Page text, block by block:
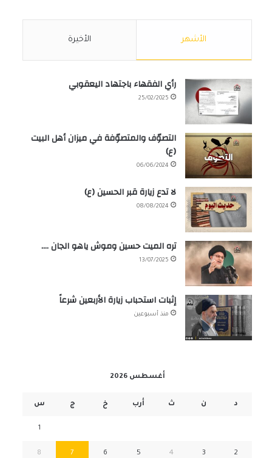
الأشهر الأخيرة
رأي الفقهاء باجتهاد اليعقوبي
25/02/2025
التصوّف والمتصوّفة في ميزان أهل البيت
(ع)
06/06/2024
لا تدع زيارة قبر الحسين (ع)
08/08/2024
تره الميت حسين وموش ياهو الجان ….
13/07/2025
إثبات استحباب زيارة الأربعين شرعاً
منذ أسبوعين
أغسطس 2026
د ن ث أرب خ ج س
1
2
3
4
5
6
7
8